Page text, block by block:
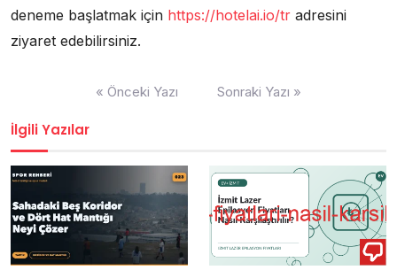
deneme başlatmak için https://hotelai.io/tr adresini
ziyaret edebilirsiniz.
« Önceki Yazı Sonraki Yazı »
İlgili Yazılar